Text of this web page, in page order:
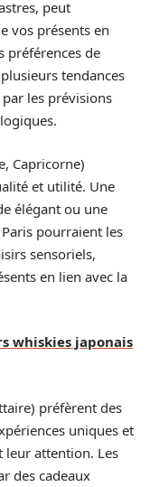
peut
vos présents en
préférences de
tendances
les prévisions
Capricorne)
et utilité. Une
élégant ou une
pourraient les
sensoriels,
en lien avec la
whiskies japonais
préfèrent des
uniques et
leur attention. Les
des cadeaux